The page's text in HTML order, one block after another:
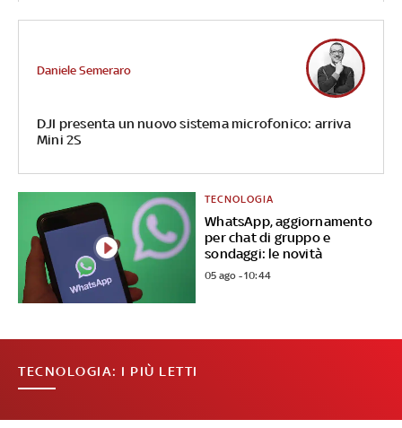
DJI presenta un nuovo sistema microfonico: arriva
Mini 2S
Daniele Semeraro
WhatsApp, aggiornamento
per chat di gruppo e
sondaggi: le novità
TECNOLOGIA
05 ago - 10:44
TECNOLOGIA: I PIÙ LETTI